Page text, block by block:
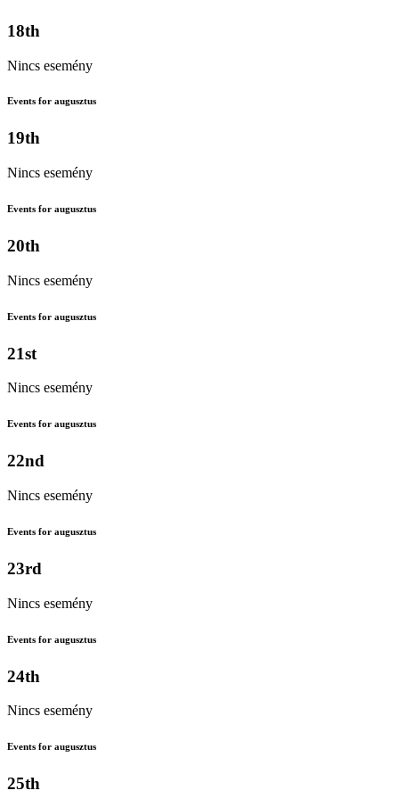
18th
Nincs esemény
Events for augusztus
19th
Nincs esemény
Events for augusztus
20th
Nincs esemény
Events for augusztus
21st
Nincs esemény
Events for augusztus
22nd
Nincs esemény
Events for augusztus
23rd
Nincs esemény
Events for augusztus
24th
Nincs esemény
Events for augusztus
25th